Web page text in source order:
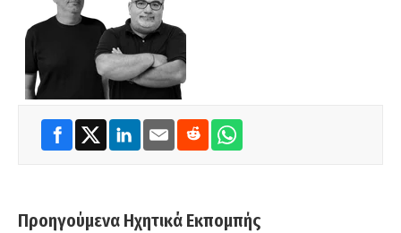
Προηγούμενα Ηχητικά Εκπομπής